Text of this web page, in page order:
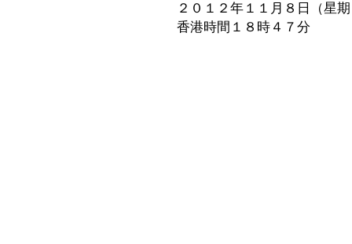
２０１２年１１月８日（星
香港時間１８時４７分